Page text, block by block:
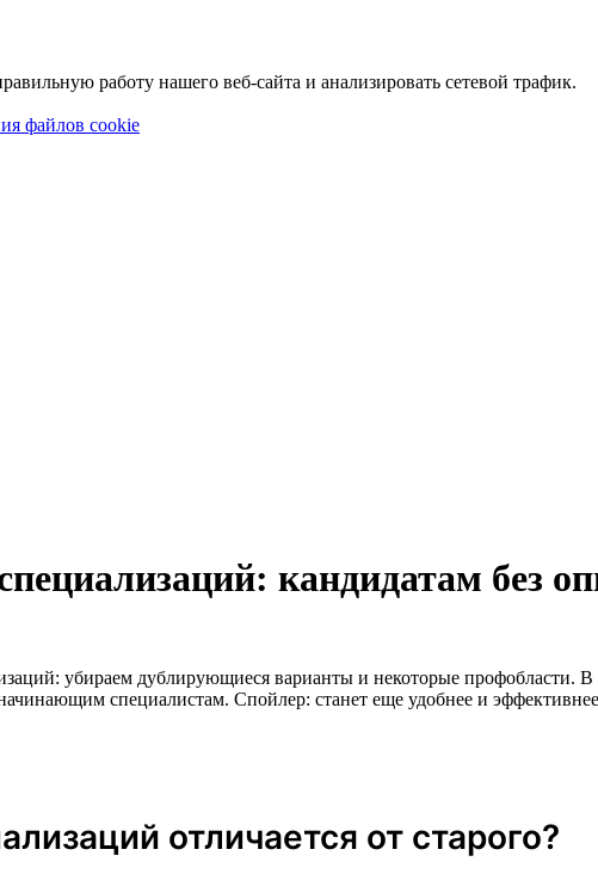
работу нашего веб-сайта и анализировать сетевой трафик.
файлов cookie
кандидатам без
убираем дублирующиеся варианты и некоторые профобласти.
специалистам. Спойлер: станет еще удобнее и
отличается от старого?